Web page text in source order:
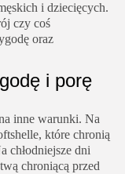
i dziecięcych.
czy coś
oraz
i porę
inne warunki. Na
które chronią
chłodniejsze dni
chroniącą przed